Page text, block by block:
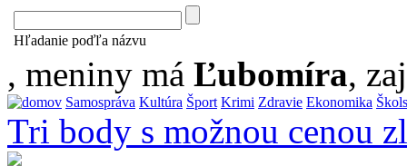
Hľadanie poďľa názvu
, meniny má Ľubomíra,
Samospráva Kultúra Šport Krimi Zdravie Ekonomika
Tri body s možnou cenou